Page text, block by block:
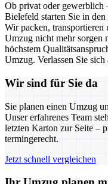
Ob privat oder gewerblich
Bielefeld starten Sie in
Wir packen, transportieren
Umzug nicht mehr sorgen
höchstem
Umzug. Verlassen Sie
Wir sind für Sie da
Sie planen einen Umzug
Unser erfahrenes Team
letzten Karton zur Seite –
termingerecht.
Jetzt schnell vergleichen